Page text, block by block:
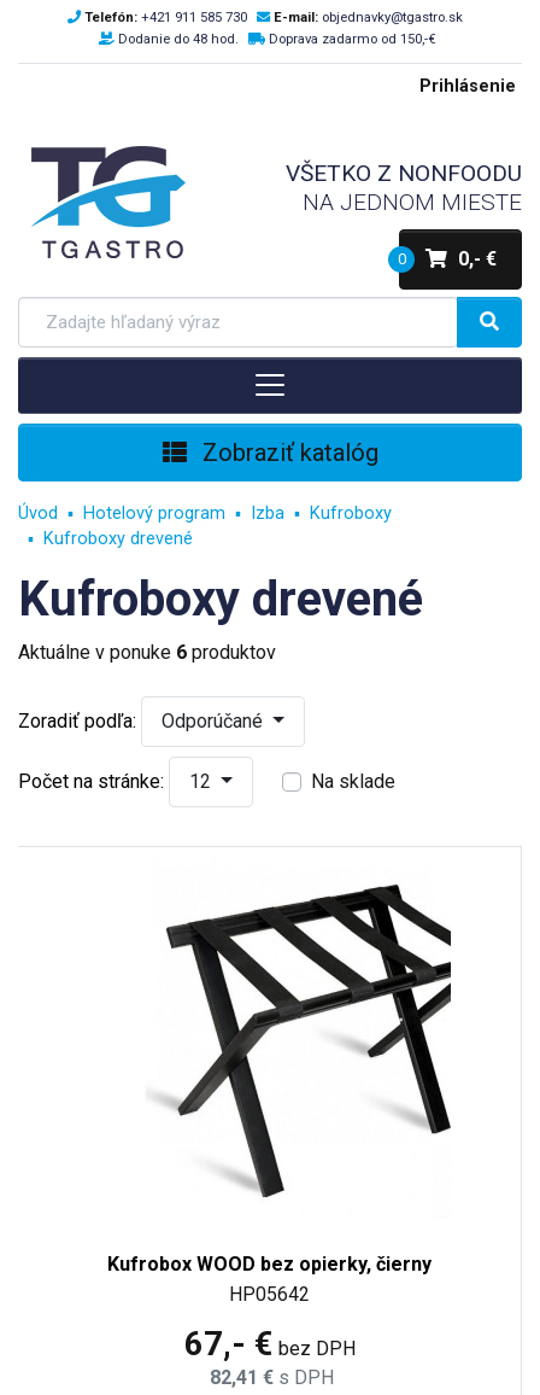
Telefón: +421 911 585 730 E-mail: objednavky@tgastro.sk
Dodanie do 48 hod.
Doprava zadarmo od 150,-€
Prihlásenie
VŠETKO Z NONFOODU
NA JEDNOM MIESTE
0 0,- €
Zobraziť katalóg
Úvod Hotelový program Izba
Kufroboxy
Kufroboxy drevené
Kufroboxy drevené
Aktuálne v ponuke 6 produktov
Zoradiť podľa: Odporúčané
Počet na stránke: 12 Na sklade
Kufrobox WOOD bez opierky, čierny
HP05642
67,- € bez DPH
82,41 € s DPH